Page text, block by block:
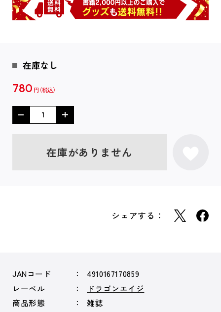
在庫なし
780 円
在庫がありません
シェアする：
JANコード
4910167170859
レーベル
ドラゴンエイジ
商品形態
雑誌